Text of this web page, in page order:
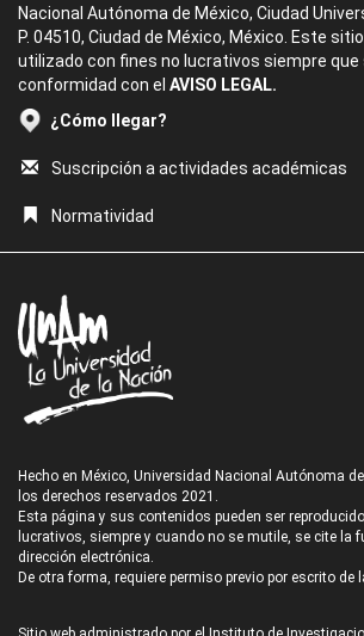
Nacional Autónoma de México, Ciudad
P. 04510, Ciudad de México, México. Este
utilizado con fines no lucrativos siempre
conformidad con el AVISO LEGAL.
¿Cómo llegar?
Suscripción a actividades académicas
Normatividad
Hecho en México, Universidad Nacional Autónoma
los derechos reservados 2021.
Esta página y sus contenidos pueden ser
lucrativos, siempre y cuando no se mutile, se cite la
dirección electrónica.
De otra forma, requiere permiso previo por escrito de